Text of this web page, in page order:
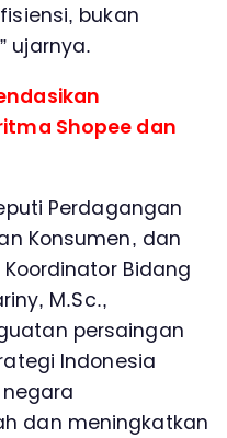
bukan
ujarnya.
Shopee dan
Perdagangan
Konsumen, dan
Bidang
M.Sc.,
persaingan
Indonesia
dan meningkatkan